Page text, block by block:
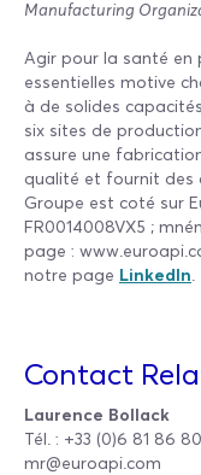
Manufacturing
Agir pour la santé en
essentielles motive
à de solides
six sites de
assure une
qualité et fournit des
Groupe est coté sur
FR0014008VX5 ;
page :
notre page LinkedIn
Contact
Laurence Bollack
Tél. : +33 (0)6 81 86
mr@euroapi.com